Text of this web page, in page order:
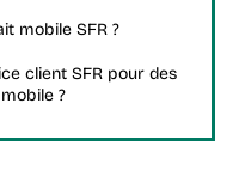
mobile SFR ?
client SFR pour des
?